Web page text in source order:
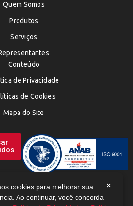
Quem Somos
Produtos
Serviços
Conteúdo
de Privacidade
de Cookies
Mapa do Site
OS DIREITOS RESERVADOS
×
cookies para melhorar sua
Ao continuar, você concorda